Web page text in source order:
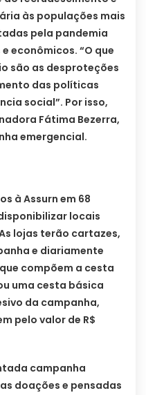
às populações mais
pela pandemia
econômicos. “O que
são as desproteções
das políticas
social”. Por isso,
Fátima Bezerra,
emergencial.
à Assurn em 68
locais
lojas terão cartazes,
e diariamente
compõem a cesta
uma cesta básica
da campanha,
pelo valor de R$
campanha
doações e pensadas